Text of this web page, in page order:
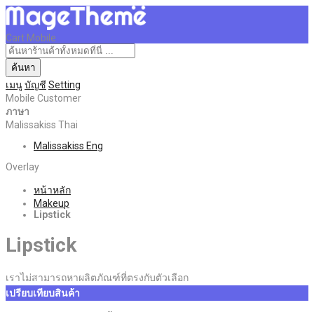
Cart Mobile
ค้นหา
เมนูบัญชี Setting
Mobile Customer
ภาษา
Malissakiss Thai
Malissakiss Eng
Overlay
หน้าหลัก
Makeup
Lipstick
Lipstick
เราไม่สามารถหาผลิตภัณฑ์ที่ตรงกับตัวเลือก
เปรียบเทียบสินค้า